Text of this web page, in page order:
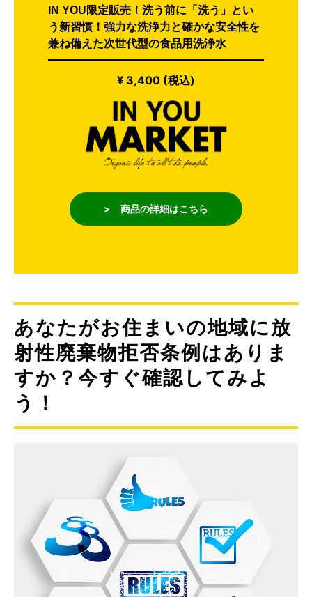
IN YOU限定販売！洗う前に「洗う」とい
う新習慣！強力な洗浄力と確かな安全性を
兼ね備えた次世代型の食品用洗浄水
¥ 3,400 (税込)
> 商品の詳細はこちら
あなたがお住まいの地域に放
射性廃棄物拒否条例はありま
すか？今すぐ確認してみよ
う！